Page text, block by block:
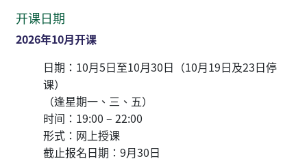
开课日期
2026年10月开课
日期：10月5日至10月30日（10月19日及23日停
课）
（逢星期一、三、五）
时间：19:00 – 22:00
形式：网上授课
截止报名日期：9月30日